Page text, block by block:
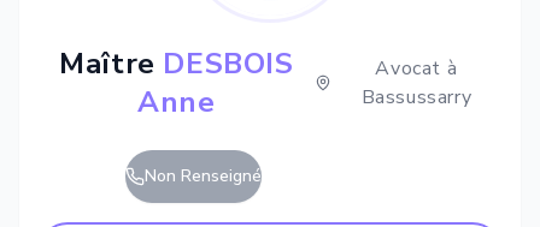
Maître DESBOIS
Anne
Avocat à
Bassussarry
Non Renseigné